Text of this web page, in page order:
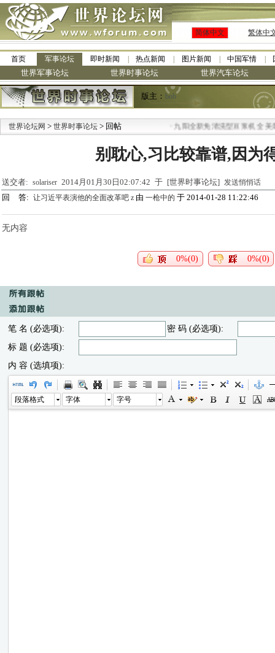
简体中文 繁体中
首页 军事论坛 即时新闻 热点新闻 图片新闻 中国军情
世界军事论坛 世界时事论坛 世界汽车论坛
版主： bob
世界论坛网 > 世界时事论坛 > 回帖 九阳全新免清洗型豆浆机 全美最
别耽心,习比较靠谱,因为
送交者: solariser 2014月01月30日02:07:42 于 [世界时事论坛] 发送悄悄话
回 答: 让习近平表演他的全面改革吧 z 由 一枪中的 于 2014-01-28 11:22:46
无内容
0%(0) 0%(0)
笔 名 (必选项):
密 码 (必选项):
标 题 (必选项):
内 容 (选填项):
段落格式 字体 字号